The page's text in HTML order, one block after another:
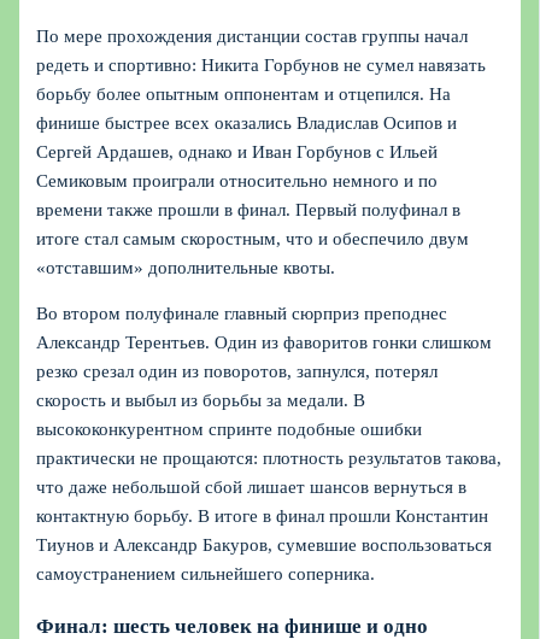
По мере прохождения дистанции состав группы начал
редеть и спортивно: Никита Горбунов не сумел навязать
борьбу более опытным оппонентам и отцепился. На
финише быстрее всех оказались Владислав Осипов и
Сергей Ардашев, однако и Иван Горбунов с Ильей
Семиковым проиграли относительно немного и по
времени также прошли в финал. Первый полуфинал в
итоге стал самым скоростным, что и обеспечило двум
«отставшим» дополнительные квоты.
Во втором полуфинале главный сюрприз преподнес
Александр Терентьев. Один из фаворитов гонки слишком
резко срезал один из поворотов, запнулся, потерял
скорость и выбыл из борьбы за медали. В
высококонкурентном спринте подобные ошибки
практически не прощаются: плотность результатов такова,
что даже небольшой сбой лишает шансов вернуться в
контактную борьбу. В итоге в финал прошли Константин
Тиунов и Александр Бакуров, сумевшие воспользоваться
самоустранением сильнейшего соперника.
Финал: шесть человек на финише и одно